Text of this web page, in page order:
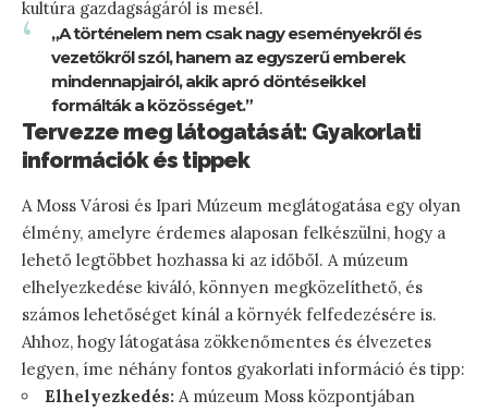
kultúra gazdagságáról is mesél.
„A történelem nem csak nagy eseményekről és
vezetőkről szól, hanem az egyszerű emberek
mindennapjairól, akik apró döntéseikkel
formálták a közösséget.”
Tervezze meg látogatását: Gyakorlati
információk és tippek
A Moss Városi és Ipari Múzeum meglátogatása egy olyan
élmény, amelyre érdemes alaposan felkészülni, hogy a
lehető legtöbbet hozhassa ki az időből. A múzeum
elhelyezkedése kiváló, könnyen megközelíthető, és
számos lehetőséget kínál a környék felfedezésére is.
Ahhoz, hogy látogatása zökkenőmentes és élvezetes
legyen, íme néhány fontos gyakorlati információ és tipp:
Elhelyezkedés: A múzeum Moss központjában